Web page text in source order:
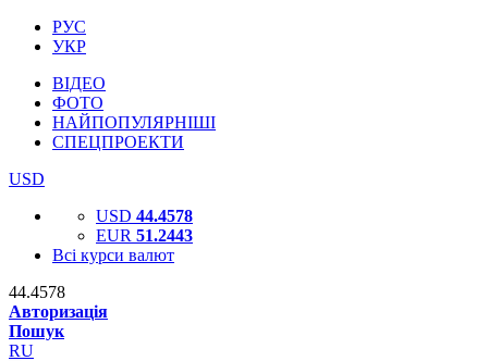
РУС
УКР
ВІДЕО
ФОТО
НАЙПОПУЛЯРНІШІ
СПЕЦПРОЕКТИ
USD
USD 44.4578
EUR 51.2443
Всі курси валют
44.4578
Авторизація
Пошук
RU